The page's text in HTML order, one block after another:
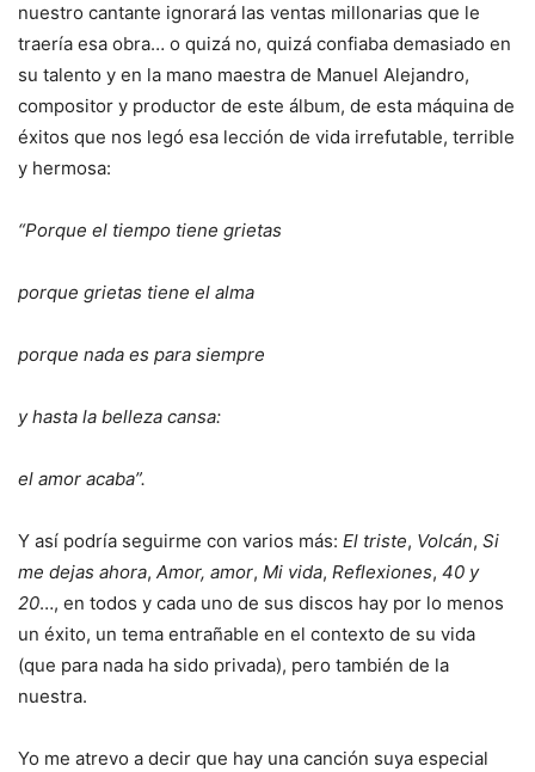
nuestro cantante ignorará las ventas millonarias que le
traería esa obra… o quizá no, quizá confiaba demasiado en
su talento y en la mano maestra de Manuel Alejandro,
compositor y productor de este álbum, de esta máquina de
éxitos que nos legó esa lección de vida irrefutable, terrible
y hermosa:
“Porque el tiempo tiene grietas
porque grietas tiene el alma
porque nada es para siempre
y hasta la belleza cansa:
el amor acaba”.
Y así podría seguirme con varios más: El triste, Volcán, Si
me dejas ahora, Amor, amor, Mi vida, Reflexiones, 40 y
20…, en todos y cada uno de sus discos hay por lo menos
un éxito, un tema entrañable en el contexto de su vida
(que para nada ha sido privada), pero también de la
nuestra.
Yo me atrevo a decir que hay una canción suya especial